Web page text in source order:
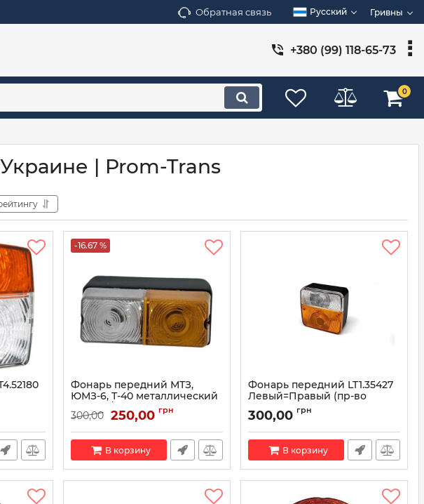
Обратная связь Русский Гривны
+380 (99) 118-65-73
0
| Prom-Trans
-16.67 %
Фонарь передний МТЗ,
ЮМЗ-6, Т-40 металлический
ПФ 204/ПФ204-01 (пр-во
Руслан-Комплект)
Артикул: ПФ 204/ПФ204-01
300,00 250,00 грн
В корзину
Фонарь передний LT1.35427
Левый=Правый (пр-во
Артикул: LT1.35427
300,00 грн
В корзину